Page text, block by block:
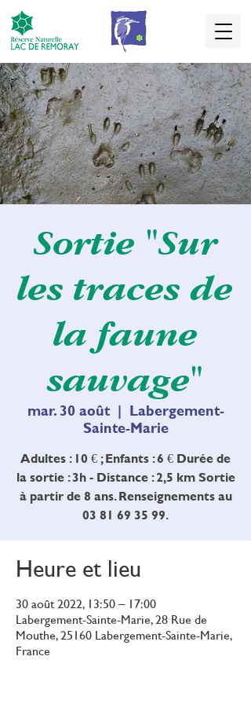
Sortie "Sur
les traces de
la faune
sauvage"
mar. 30 août
  |
Labergement-
Sainte-Marie
Adultes : 10 € ; Enfants : 6 € Durée de
la sortie : 3h - Distance : 2,5 km Sortie
à partir de 8 ans. Renseignements au
03 81 69 35 99.
Heure et lieu
30 août 2022, 13:50 – 17:00
Labergement-Sainte-Marie, 28 Rue de
Mouthe, 25160 Labergement-Sainte-Marie,
France